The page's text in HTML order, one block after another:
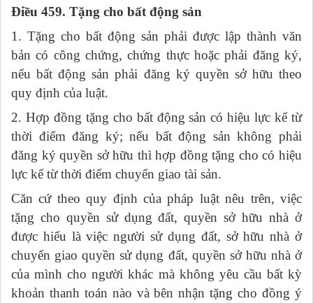
Điều 459. Tặng cho bất động sản
1. Tặng cho bất động sản phải được lập thành văn
bản có công chứng, chứng thực hoặc phải đăng ký,
nếu bất động sản phải đăng ký quyền sở hữu theo
quy định của luật.
2. Hợp đồng tặng cho bất động sản có hiệu lực kể từ
thời điểm đăng ký; nếu bất động sản không phải
đăng ký quyền sở hữu thì hợp đồng tặng cho có hiệu
lực kể từ thời điểm chuyển giao tài sản.
Căn cứ theo quy định của pháp luật nêu trên, việc
tặng cho quyền sử dụng đất, quyền sở hữu nhà ở
được hiểu là việc người sử dụng đất, sở hữu nhà ở
chuyển giao quyền sử dụng đất, quyền sở hữu nhà ở
của mình cho người khác mà không yêu cầu bất kỳ
khoản thanh toán nào và bên nhận tặng cho đồng ý